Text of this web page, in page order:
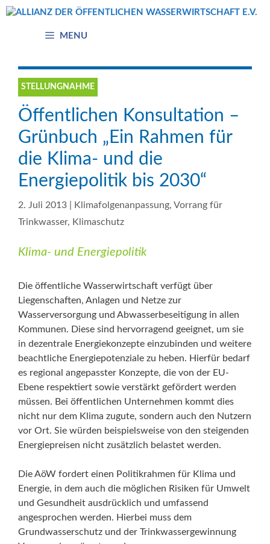
Zum
MENU
STELLUNGNAHME
Öffentlichen Konsultation –
Grünbuch „Ein Rahmen für
die Klima- und die
Energiepolitik bis 2030“
2. Juli 2013 Klimafolgenanpassung, Vorrang für
Trinkwasser, Klimaschutz
Klima- und Energiepolitik
Die öffentliche Wasserwirtschaft verfügt über
Liegenschaften, Anlagen und Netze zur
Wasserversorgung und Abwasserbeseitigung in allen
Kommunen. Diese sind hervorragend geeignet, um sie
in dezentrale Energiekonzepte einzubinden und weitere
beachtliche Energiepotenziale zu heben. Hierfür bedarf
es regional angepasster Konzepte, die von der EU-
Ebene respektiert sowie verstärkt gefördert werden
müssen. Bei öffentlichen Unternehmen kommt dies
nicht nur dem Klima zugute, sondern auch den Nutzern
vor Ort. Sie würden beispielsweise von den steigenden
Energiepreisen nicht zusätzlich belastet werden.
Die AöW fordert einen Politikrahmen für Klima und
Energie, in dem auch die möglichen Risiken für Umwelt
und Gesundheit ausdrücklich und umfassend
angesprochen werden. Hierbei muss dem
Grundwasserschutz und der Trinkwassergewinnung